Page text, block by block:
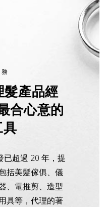
產品經
合心意的
已超過 20 年，提
括美髮傢俱、儀
、電推剪、造型
具等，代理的著